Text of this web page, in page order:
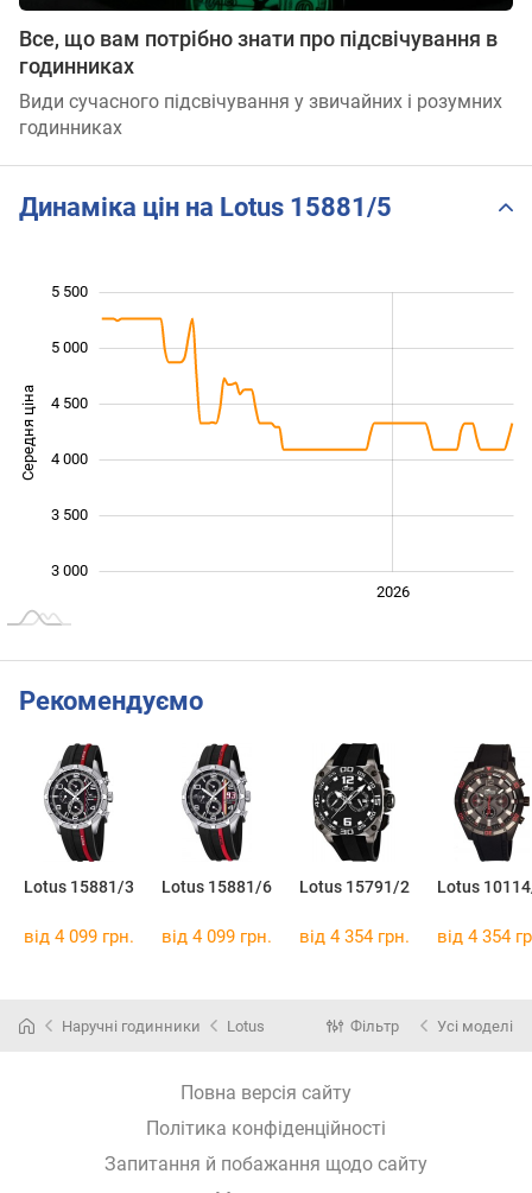
Все, що вам потрібно знати про підсвічування в
годинниках
Види сучасного підсвічування у звичайних і розумних
годинниках
Динаміка цін на Lotus 15881/5
Середня ціна
3 000
3 500
4 000
4 500
5 000
5 500
2026
Рекомендуємо
Lotus 15881/3 Lotus 15881/6 Lotus 15791/2 Lotus
від 4 099 грн. від 4 099 грн. від 4 354 грн. від 4 354
Наручні годинники Lotus Фільтр Усі моделі
Повна версія сайту
Політика конфіденційності
Запитання й побажання щодо сайту